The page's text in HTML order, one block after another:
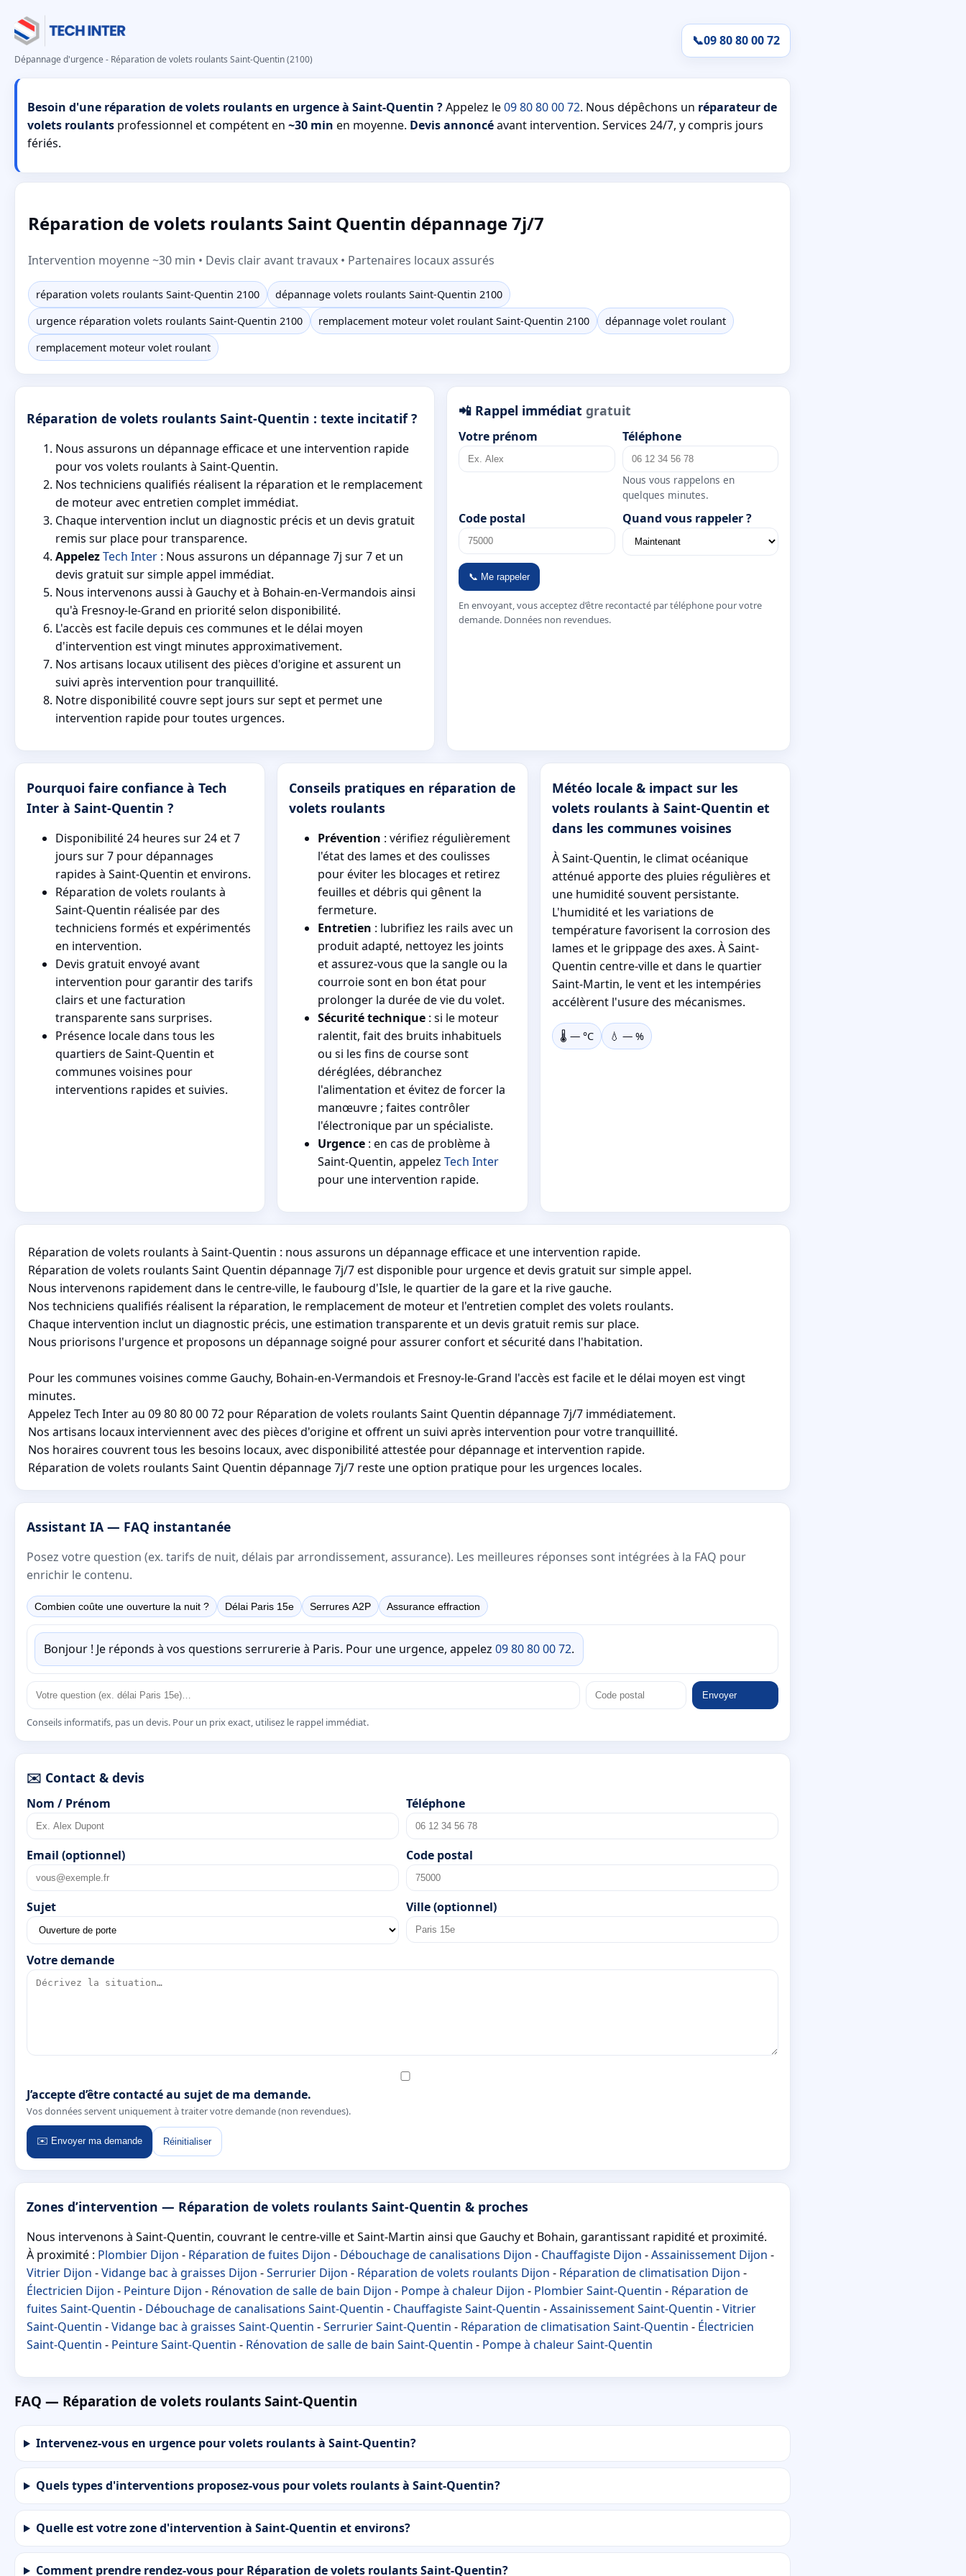
Dépannage d'urgence - Réparation de volets roulants Saint-Quentin (2100)
📞09 80 80 00 72
Besoin d'une réparation de volets roulants en urgence à Saint-Quentin ?Appelez le09 80 80 00 72. Nous dépêchons un réparateur de
volets roulants professionnel et compétent en ~30 min en moyenne. Devis annoncéavant intervention. Services 24/7, y compris jours
fériés.
Réparation de volets roulants Saint Quentin dépannage 7j/7
Intervention moyenne ~30 min • Devis clair avant travaux • Partenaires locaux assurés
réparation volets roulants Saint-Quentin 2100
dépannage volets roulants Saint-Quentin 2100
urgence réparation volets roulants Saint-Quentin 2100
remplacement moteur volet roulant Saint-Quentin 2100
dépannage volet roulant
remplacement moteur volet roulant
Réparation de volets roulants Saint-Quentin : texte incitatif ?
Nous assurons un dépannage efficace et une intervention rapide
pour vos volets roulants à Saint-Quentin.
Nos techniciens qualifiés réalisent la réparation et le remplacement
de moteur avec entretien complet immédiat.
Chaque intervention inclut un diagnostic précis et un devis gratuit
remis sur place pour transparence.
AppelezTech Inter : Nous assurons un dépannage 7j sur 7 et un
devis gratuit sur simple appel immédiat.
Nous intervenons aussi à Gauchy et à Bohain-en-Vermandois ainsi
qu'à Fresnoy-le-Grand en priorité selon disponibilité.
L'accès est facile depuis ces communes et le délai moyen
d'intervention est vingt minutes approximativement.
Nos artisans locaux utilisent des pièces d'origine et assurent un
suivi après intervention pour tranquillité.
Notre disponibilité couvre sept jours sur sept et permet une
intervention rapide pour toutes urgences.
📲 Rappel immédiatgratuit
Votre prénom Téléphone
Nous vous rappelons en
quelques minutes.
Code postal Quand vous rappeler ?
📞 Me rappeler
En envoyant, vous acceptez d’être recontacté par téléphone pour votre
demande. Données non revendues.
Pourquoi faire confiance à Tech
Inter à Saint-Quentin ?
Disponibilité 24 heures sur 24 et 7
jours sur 7 pour dépannages
rapides à Saint-Quentin et environs.
Réparation de volets roulants à
Saint-Quentin réalisée par des
techniciens formés et expérimentés
en intervention.
Devis gratuit envoyé avant
intervention pour garantir des tarifs
clairs et une facturation
transparente sans surprises.
Présence locale dans tous les
quartiers de Saint-Quentin et
communes voisines pour
interventions rapides et suivies.
Conseils pratiques en réparation de
volets roulants
Prévention : vérifiez régulièrement
l'état des lames et des coulisses
pour éviter les blocages et retirez
feuilles et débris qui gênent la
fermeture.
Entretien : lubrifiez les rails avec un
produit adapté, nettoyez les joints
et assurez-vous que la sangle ou la
courroie sont en bon état pour
prolonger la durée de vie du volet.
Sécurité technique : si le moteur
ralentit, fait des bruits inhabituels
ou si les fins de course sont
déréglées, débranchez
l'alimentation et évitez de forcer la
manœuvre ; faites contrôler
l'électronique par un spécialiste.
Urgence : en cas de problème à
Saint-Quentin, appelezTech Inter
pour une intervention rapide.
Météo locale & impact sur les
volets roulants à Saint-Quentin et
dans les communes voisines
À Saint-Quentin, le climat océanique
atténué apporte des pluies régulières et
une humidité souvent persistante.
L'humidité et les variations de
température favorisent la corrosion des
lames et le grippage des axes. À Saint-
Quentin centre-ville et dans le quartier
Saint-Martin, le vent et les intempéries
accélèrent l'usure des mécanismes.
🌡️ —°C 💧 —%
Réparation de volets roulants à Saint-Quentin : nous assurons un dépannage efficace et une intervention rapide.
Réparation de volets roulants Saint Quentin dépannage 7j/7 est disponible pour urgence et devis gratuit sur simple appel.
Nous intervenons rapidement dans le centre-ville, le faubourg d'Isle, le quartier de la gare et la rive gauche.
Nos techniciens qualifiés réalisent la réparation, le remplacement de moteur et l'entretien complet des volets roulants.
Chaque intervention inclut un diagnostic précis, une estimation transparente et un devis gratuit remis sur place.
Nous priorisons l'urgence et proposons un dépannage soigné pour assurer confort et sécurité dans l'habitation.
Pour les communes voisines comme Gauchy, Bohain-en-Vermandois et Fresnoy-le-Grand l'accès est facile et le délai moyen est vingt
minutes.
Appelez Tech Inter au 09 80 80 00 72 pour Réparation de volets roulants Saint Quentin dépannage 7j/7 immédiatement.
Nos artisans locaux interviennent avec des pièces d'origine et offrent un suivi après intervention pour votre tranquillité.
Nos horaires couvrent tous les besoins locaux, avec disponibilité attestée pour dépannage et intervention rapide.
Réparation de volets roulants Saint Quentin dépannage 7j/7 reste une option pratique pour les urgences locales.
Assistant IA — FAQ instantanée
Posez votre question (ex. tarifs de nuit, délais par arrondissement, assurance). Les meilleures réponses sont intégrées à la FAQ pour
enrichir le contenu.
Combien coûte une ouverture la nuit ? Délai Paris 15e Serrures A2P Assurance effraction
Bonjour ! Je réponds à vos questions serrurerie à Paris. Pour une urgence, appelez 09 80 80 00 72.
Envoyer
Conseils informatifs, pas un devis. Pour un prix exact, utilisez le rappel immédiat.
✉️ Contact & devis
Nom / Prénom Téléphone
Email (optionnel) Code postal
Sujet Ville (optionnel)
Votre demande
J’accepte d’être contacté au sujet de ma demande.
Vos données servent uniquement à traiter votre demande (non revendues).
✉️ Envoyer ma demande Réinitialiser
Zones d’intervention — Réparation de volets roulants Saint-Quentin & proches
Nous intervenons à Saint-Quentin, couvrant le centre-ville et Saint-Martin ainsi que Gauchy et Bohain, garantissant rapidité et proximité.
À proximité : Plombier Dijon - Réparation de fuites Dijon - Débouchage de canalisations Dijon - Chauffagiste Dijon -Assainissement Dijon -
Vitrier Dijon -Vidange bac à graisses Dijon -Serrurier Dijon - Réparation de volets roulants Dijon - Réparation de climatisation Dijon -
Électricien Dijon - Peinture Dijon - Rénovation de salle de bain Dijon - Pompe à chaleur Dijon - Plombier Saint-Quentin - Réparation de
fuites Saint-Quentin - Débouchage de canalisations Saint-Quentin - Chauffagiste Saint-Quentin -Assainissement Saint-Quentin -Vitrier
Saint-Quentin -Vidange bac à graisses Saint-Quentin -Serrurier Saint-Quentin - Réparation de climatisation Saint-Quentin - Électricien
Saint-Quentin - Peinture Saint-Quentin - Rénovation de salle de bain Saint-Quentin - Pompe à chaleur Saint-Quentin
FAQ — Réparation de volets roulants Saint-Quentin
Intervenez-vous en urgence pour volets roulants à Saint-Quentin?
Quels types d'interventions proposez-vous pour volets roulants à Saint-Quentin?
Quelle est votre zone d'intervention à Saint-Quentin et environs?
Comment prendre rendez-vous pour Réparation de volets roulants Saint-Quentin?